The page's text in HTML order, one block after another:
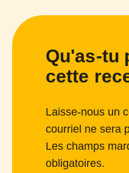
Qu'as-tu
cette
Laisse-nous un
courriel ne sera
Les champs
obligatoires.